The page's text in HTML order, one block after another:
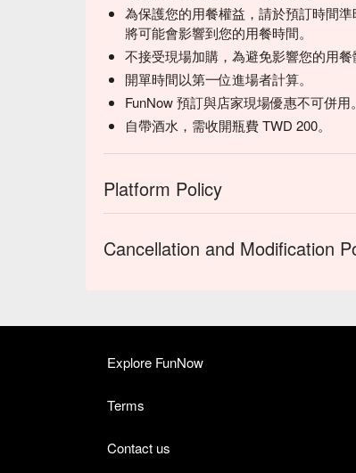
為保護您的用餐權益，請於預訂時間
將可能會影響到您的用餐時間。
不接受現場加購，為避免影響您的用
開單時間以第一位進場者計算。
FunNow 預訂與店家現場優惠不可併用。
自帶酒水，需收開瓶費 TWD 200。
Platform Policy
Cancellation and Modification
Explore FunNow
Terms
Contact us